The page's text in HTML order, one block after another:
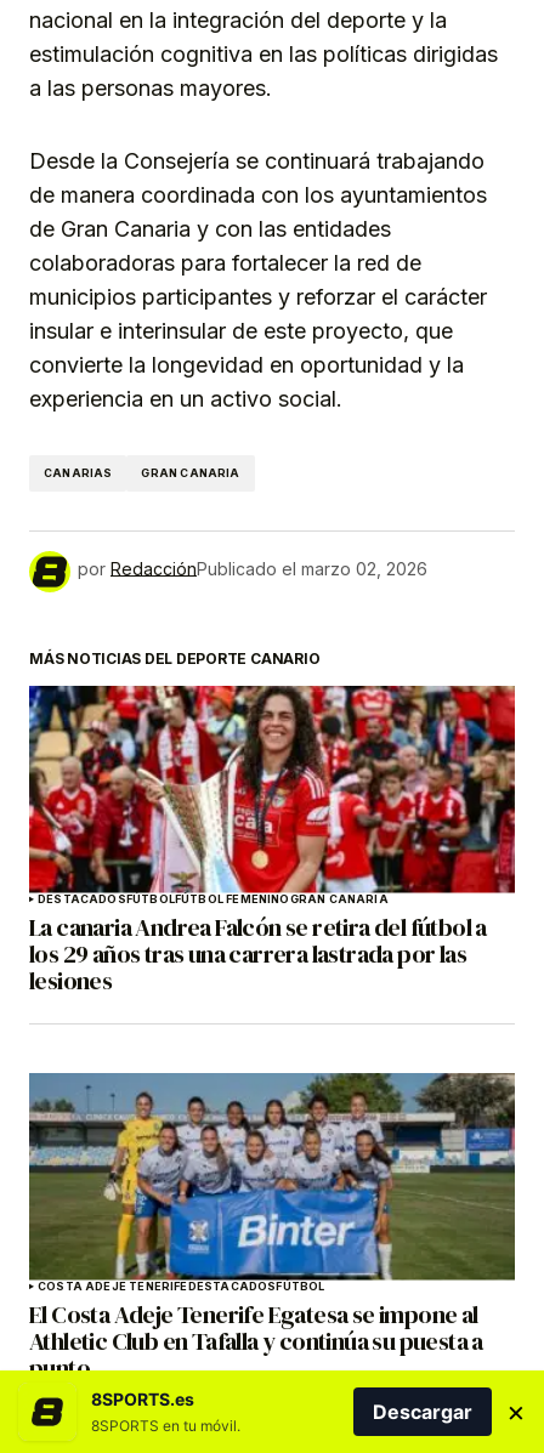
nacional en la integración del deporte y la
estimulación cognitiva en las políticas dirigidas
a las personas mayores.
Desde la Consejería se continuará trabajando
de manera coordinada con los ayuntamientos
de Gran Canaria y con las entidades
colaboradoras para fortalecer la red de
municipios participantes y reforzar el carácter
insular e interinsular de este proyecto, que
convierte la longevidad en oportunidad y la
experiencia en un activo social.
CANARIAS GRAN CANARIA
por RedacciónPublicado el marzo 02, 2026
MÁS NOTICIAS DEL DEPORTE CANARIO
DESTACADOSFÚTBOLFÚTBOL FEMENINOGRAN CANARIA
La canaria Andrea Falcón se retira del fútbol a
los 29 años tras una carrera lastrada por las
lesiones
COSTA ADEJE TENERIFEDESTACADOSFÚTBOL
El Costa Adeje Tenerife Egatesa se impone al
Athletic Club en Tafalla y continúa su puesta a
punto
8SPORTS.es
8SPORTS en tu móvil.
Descargar ×